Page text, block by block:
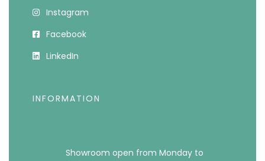
Instagram
Facebook
LinkedIn
INFORMATION
Showroom open from Monday to